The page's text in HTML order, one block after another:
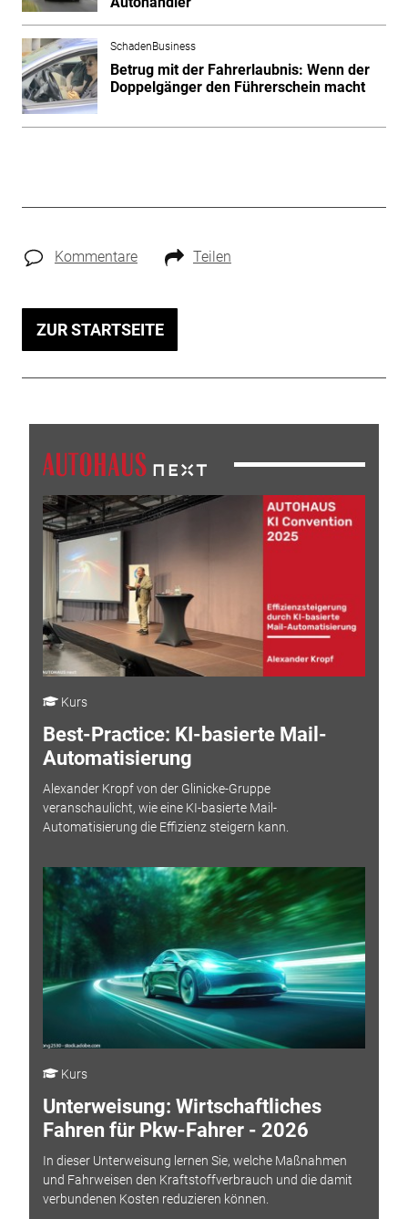
SchadenBusiness
Betrug mit der Fahrerlaubnis: Wenn der
Doppelgänger den Führerschein macht
Kommentare Teilen
ZUR STARTSEITE
Kurs
Best-Practice: KI-basierte Mail-
Automatisierung
Alexander Kropf von der Glinicke-Gruppe
veranschaulicht, wie eine KI-basierte Mail-
Automatisierung die Effizienz steigern kann.
Kurs
Unterweisung: Wirtschaftliches
Fahren für Pkw-Fahrer - 2026
In dieser Unterweisung lernen Sie, welche Maßnahmen
und Fahrweisen den Kraftstoffverbrauch und die damit
verbundenen Kosten reduzieren können.